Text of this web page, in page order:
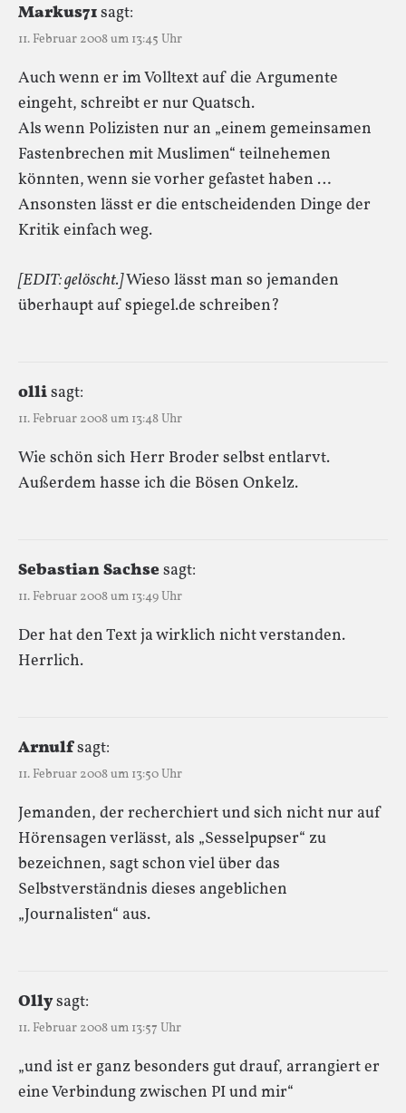
Markus71sagt:
11. Februar 2008 um 13:45 Uhr
Auch wenn er im Volltext auf die Argumente
eingeht, schreibt er nur Quatsch.
Als wenn Polizisten nur an „einem gemeinsamen
Fastenbrechen mit Muslimen“ teilnehemen
könnten, wenn sie vorher gefastet haben …
Ansonsten lässt er die entscheidenden Dinge der
Kritik einfach weg.
[EDIT: gelöscht.]Wieso lässt man so jemanden
überhaupt auf spiegel.de schreiben?
ollisagt:
11. Februar 2008 um 13:48 Uhr
Wie schön sich Herr Broder selbst entlarvt.
Außerdem hasse ich die Bösen Onkelz.
Sebastian Sachsesagt:
11. Februar 2008 um 13:49 Uhr
Der hat den Text ja wirklich nicht verstanden.
Herrlich.
Arnulfsagt:
11. Februar 2008 um 13:50 Uhr
Jemanden, der recherchiert und sich nicht nur auf
Hörensagen verlässt, als „Sesselpupser“ zu
bezeichnen, sagt schon viel über das
Selbstverständnis dieses angeblichen
„Journalisten“ aus.
Ollysagt:
11. Februar 2008 um 13:57 Uhr
„und ist er ganz besonders gut drauf, arrangiert er
eine Verbindung zwischen PI und mir“